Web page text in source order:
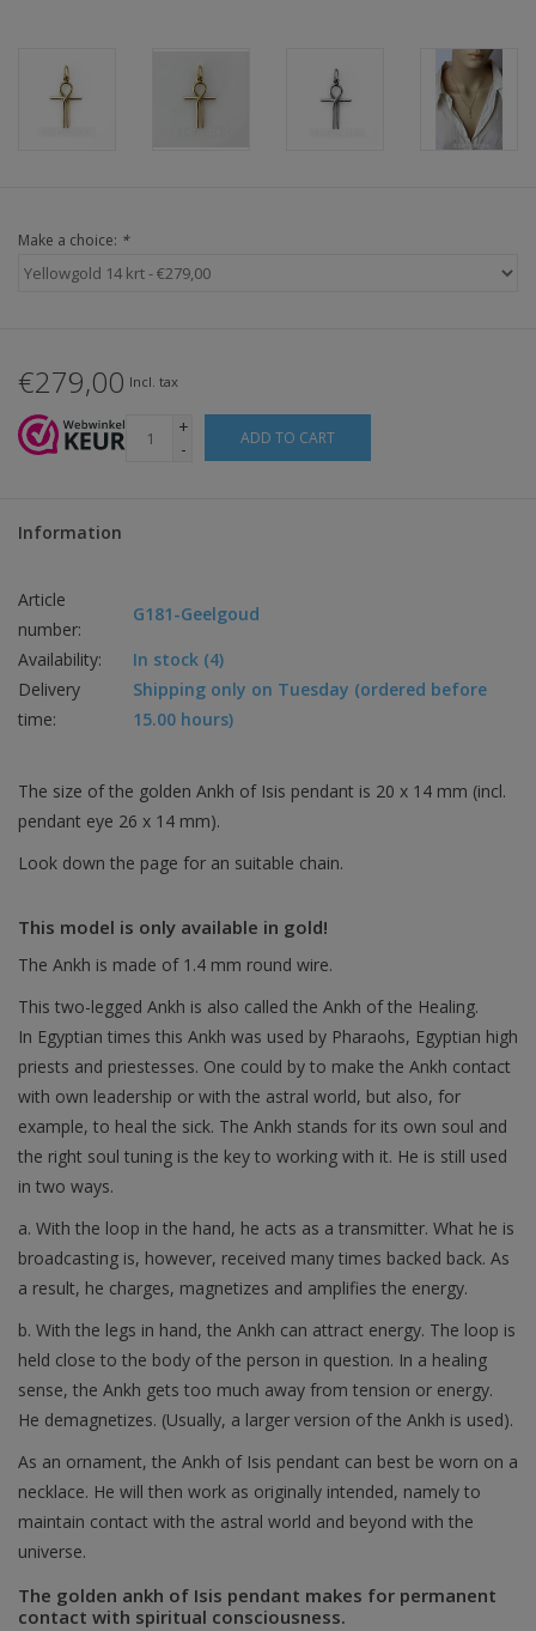
Make a choice: *
€279,00 Incl. tax
+
-
ADD TO CART
Information
Article
number:
G181-Geelgoud
Availability:
In stock (4)
Delivery
time:
Shipping only on Tuesday (ordered before
15.00 hours)
The size of the golden Ankh of Isis pendant is 20 x 14 mm (incl.
pendant eye 26 x 14 mm).
Look down the page for an suitable chain.
This model is only available in gold!
The Ankh is made of 1.4 mm round wire.
This two-legged Ankh is also called the Ankh of the Healing.
In Egyptian times this Ankh was used by Pharaohs, Egyptian high
priests and priestesses. One could by to make the Ankh contact
with own leadership or with the astral world, but also, for
example, to heal the sick. The Ankh stands for its own soul and
the right soul tuning is the key to working with it. He is still used
in two ways.
a. With the loop in the hand, he acts as a transmitter. What he is
broadcasting is, however, received many times backed back. As
a result, he charges, magnetizes and amplifies the energy.
b. With the legs in hand, the Ankh can attract energy. The loop is
held close to the body of the person in question. In a healing
sense, the Ankh gets too much away from tension or energy.
He demagnetizes. (Usually, a larger version of the Ankh is used).
As an ornament, the Ankh of Isis pendant can best be worn on a
necklace. He will then work as originally intended, namely to
maintain contact with the astral world and beyond with the
universe.
The golden ankh of Isis pendant makes for permanent
contact with spiritual consciousness.